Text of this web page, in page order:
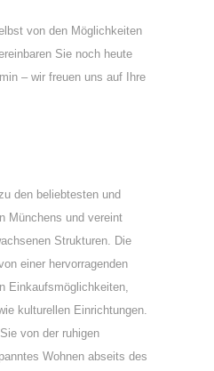
von den Möglichkeiten
Sie noch heute
– wir freuen uns auf Ihre
den beliebtesten und
Münchens und vereint
Strukturen. Die
einer hervorragenden
Einkaufsmöglichkeiten,
kulturellen Einrichtungen.
von der ruhigen
Wohnen abseits des